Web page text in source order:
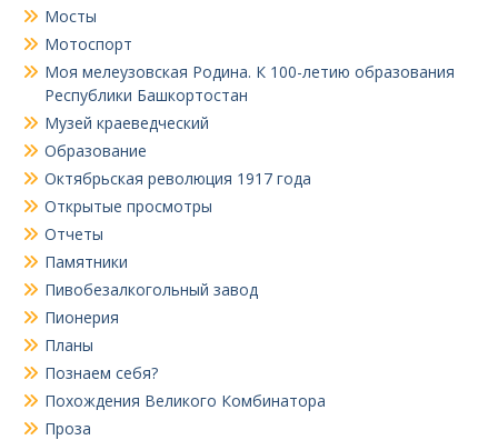
Мосты
Мотоспорт
Моя мелеузовская Родина. К 100-летию образования
Республики Башкортостан
Музей краеведческий
Образование
Октябрьская революция 1917 года
Открытые просмотры
Отчеты
Памятники
Пивобезалкогольный завод
Пионерия
Планы
Познаем себя?
Похождения Великого Комбинатора
Проза